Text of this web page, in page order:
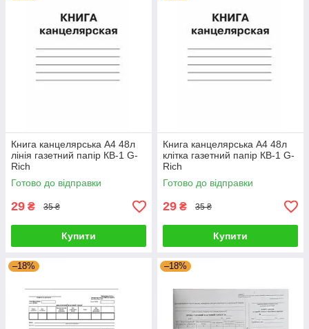
Книга канцелярська A4 48л
лінія газетний папір КВ-1 G-
Rich
Готово до відправки
29 ₴ 35 ₴
Купити
Книга канцелярська A4 48л
клітка газетний папір КВ-1 G-
Rich
Готово до відправки
29 ₴ 35 ₴
Купити
–18% –18%